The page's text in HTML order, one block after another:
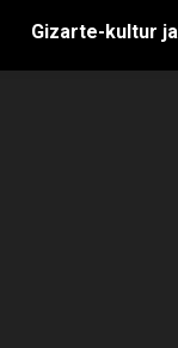
Gizarte-kultur